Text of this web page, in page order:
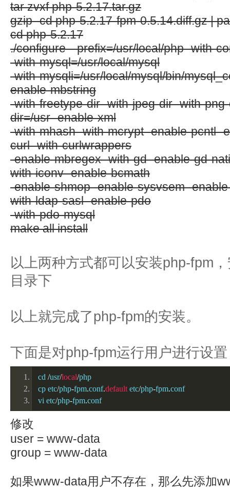
tar zvxf php-5.2.17.tar.gz
gzip -cd php-5.2.17-fpm-0.5.14.diff.gz |
cd php-5.2.17
./configure --prefix=/usr/local/php -with-
-with-mysql=/usr/local/mysql
-with-mysqli=/usr/local/mysql/bin/
enable-mbstring
-with-freetype-dir -with-jpeg-dir -with-
dir=/usr -enable-xml
-with-mhash -with-mcrypt -enable-pcntl
curl -with-curlwrappers
-enable-mbregex -with-gd -enable-gd-
with-iconv -enable-bcmath
-enable-shmop -enable-sysvsem -
with-ldap-sasl -enable-pdo
-with-pdo-mysql
make all install
以上两种方式都可以安装php-fpm
目录下
以上就完成了php-fpm的安装。
下面是对php-fpm运行用户进行设置
cd /usr/local/php
cp etc/php-fpm.conf.default etc/php-fpm.conf
vi etc/php-fpm.conf
修改
user = www-data
group = www-data
如果www-data用户不存在，那么先添加